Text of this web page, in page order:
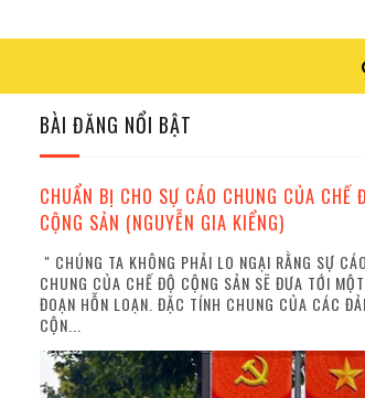
BÀI ĐĂNG NỔI BẬT
CHUẨN BỊ CHO SỰ CÁO CHUNG CỦA CHẾ
CỘNG SẢN (NGUYỄN GIA KIỂNG)
" CHÚNG TA KHÔNG PHẢI LO NGẠI RẰNG SỰ CÁO
CHUNG CỦA CHẾ ĐỘ CỘNG SẢN SẼ ĐƯA TỚI
ĐOẠN HỖN LOẠN. ĐẶC TÍNH CHUNG CỦA CÁC
CỘN...